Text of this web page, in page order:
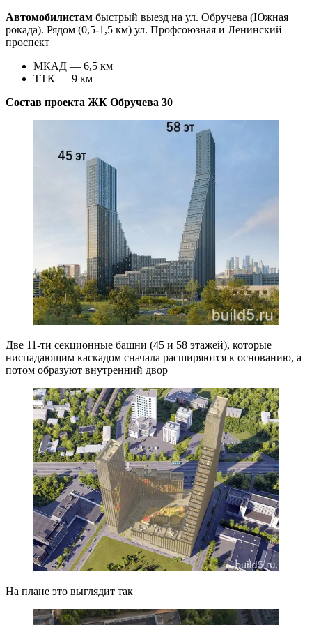
Автомобилистам быстрый выезд на ул. Обручева (Южная
рокада). Рядом (0,5-1,5 км) ул. Профсоюзная и Ленинский
проспект
МКАД — 6,5 км
ТТК — 9 км
Состав проекта ЖК Обручева 30
Две 11-ти секционные башни (45 и 58 этажей), которые
ниспадающим каскадом сначала расширяются к основанию, а
потом образуют внутренний двор
На плане это выглядит так